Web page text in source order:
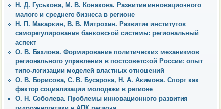
Н. Д. Гуськова, М. В. Конакова. Развитие инновационного
малого и среднего бизнеса в регионе
Н. П. Макаркин, В. В. Митрохин. Развитие институтов
саморегулирования банковской системы: региональный
аспект
О. В. Бахлова. Формирование политических механизмов
регионального управления в постсоветской России: опыт
типо-логизации моделей властных отношений
О. В. Борисова, С. В. Бусарова, Н. А. Акимова. Спорт как
фактор социализации молодежи в регионе
О. Н. Соболева. Проблемы инновационного развития
гидроэнергетики в АПК региона